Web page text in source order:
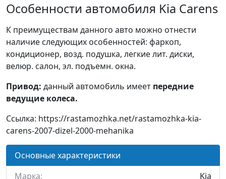
Особенности автомобиля Kia Carens
К преимуществам данного авто можно отнести
наличие следующих особенностей: фаркоп,
кондиционер, возд. подушка, легкие лит. диски,
велюр. салон, эл. подъемн. окна.
Привод: данный автомобиль имеет передние
ведущие колеса.
Ссылка: https://rastamozhka.net/rastamozhka-kia-
carens-2007-dizel-2000-mehanika
Основные характеристики
Марка:
Kia